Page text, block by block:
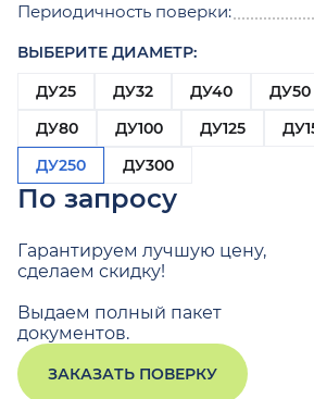
Периодичность поверки:
ВЫБЕРИТЕ ДИАМЕТР:
ДУ25
ДУ32 ДУ40 ДУ50
ДУ80
ДУ100 ДУ125
ДУ250
ДУ300
По запросу
Гарантируем лучшую цену,
сделаем скидку!
Выдаем полный пакет
документов.
ЗАКАЗАТЬ ПОВЕРКУ